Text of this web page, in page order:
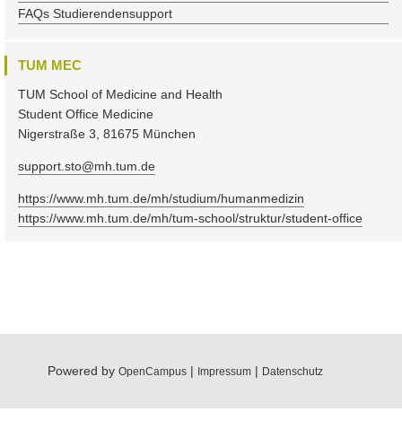
FAQs Studierendensupport
TUM MEC
TUM School of Medicine and Health
Student Office Medicine
Nigerstraße 3, 81675 München
support.sto@mh.tum.de
https://www.mh.tum.de/mh/studium/humanmedizin
https://www.mh.tum.de/mh/tum-school/struktur/student-office
Powered by OpenCampus | Impressum | Datenschutz